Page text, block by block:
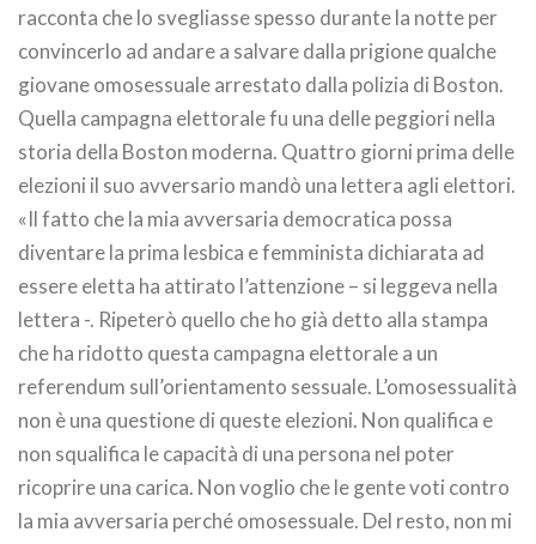
racconta che lo svegliasse spesso durante la notte per
convincerlo ad andare a salvare dalla prigione qualche
giovane omosessuale arrestato dalla polizia di Boston.
Quella campagna elettorale fu una delle peggiori nella
storia della Boston moderna. Quattro giorni prima delle
elezioni il suo avversario mandò una lettera agli elettori.
«Il fatto che la mia avversaria democratica possa
diventare la prima lesbica e femminista dichiarata ad
essere eletta ha attirato l’attenzione – si leggeva nella
lettera -. Ripeterò quello che ho già detto alla stampa
che ha ridotto questa campagna elettorale a un
referendum sull’orientamento sessuale. L’omosessualità
non è una questione di queste elezioni. Non qualifica e
non squalifica le capacità di una persona nel poter
ricoprire una carica. Non voglio che le gente voti contro
la mia avversaria perché omosessuale. Del resto, non mi